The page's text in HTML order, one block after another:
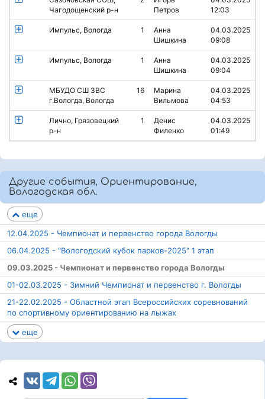
Чагодощенский р-н
Петров
12:03
Импульс, Вологда 1
Анна
Шишкина
04.03.2025
09:08
Импульс, Вологда 1
Анна
Шишкина
04.03.2025
09:04
МБУДО СШ ЗВС
г.Вологда, Вологда
16
Марина
Вильмова
04.03.2025
04:53
Лично, Грязовецкий
р-н
1
Денис
Филенко
04.03.2025
01:49
Другие события, Ориентирование,
Вологодская обл.
еще
12.04.2025 - Чемпионат и первенство города Вологды
06.04.2025 - "Вологодский кубок парков-2025" 1 этап
09.03.2025 - Чемпионат и первенство города Вологды
01-02.03.2025 - Зимний Чемпионат и первенство г. Вологды
21-22.02.2025 - Областной этап Всероссийских соревнований
по спортивному ориентированию на лыжах
еще